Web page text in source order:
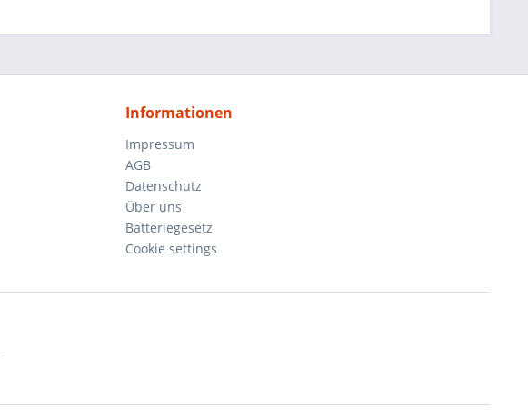
Informationen
Impressum
AGB
Datenschutz
Über uns
Batteriegesetz
Cookie settings